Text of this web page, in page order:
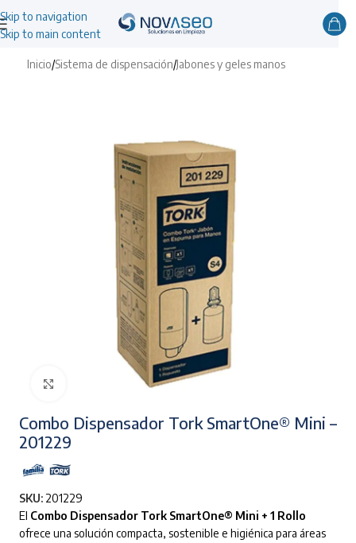
Skip to navigation
Skip to main content
Inicio/Sistema de dispensación/Jabones y geles manos
Clic para ampliar
Combo Dispensador Tork SmartOne® Mini –
201229
SKU: 201229
El Combo Dispensador Tork SmartOne® Mini + 1 Rollo
ofrece una solución compacta, sostenible e higiénica para áreas